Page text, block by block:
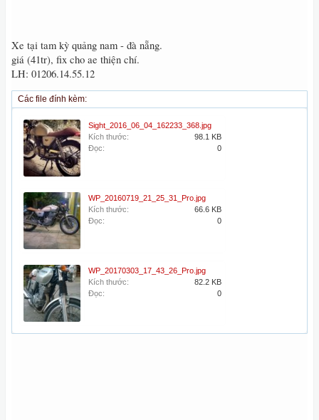
Xe tại tam kỳ quảng nam - đà nẵng.
giá (41tr), fix cho ae thiện chí.
LH: 01206.14.55.12
Các file đính kèm:
Sight_2016_06_04_162233_368.jpg
Kích thước:
98.1 KB
Đọc:
0
WP_20160719_21_25_31_Pro.jpg
Kích thước:
66.6 KB
Đọc:
0
WP_20170303_17_43_26_Pro.jpg
Kích thước:
82.2 KB
Đọc:
0